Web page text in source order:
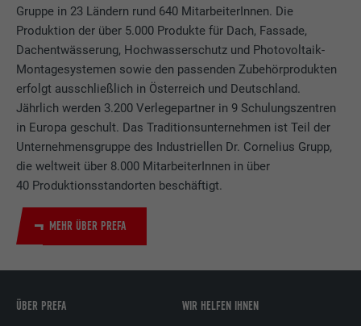
Gruppe in 23 Ländern rund 640 MitarbeiterInnen. Die
Produktion der über 5.000 Produkte für Dach, Fassade,
Dachentwässerung, Hochwasserschutz und Photovoltaik-
Montagesystemen sowie den passenden Zubehörprodukten
erfolgt ausschließlich in Österreich und Deutschland.
Jährlich werden 3.200 Verlegepartner in 9 Schulungszentren
in Europa geschult. Das Traditionsunternehmen ist Teil der
Unternehmensgruppe des Industriellen Dr. Cornelius Grupp,
die weltweit über 8.000 MitarbeiterInnen in über
40 Produktionsstandorten beschäftigt.
MEHR ÜBER PREFA
ÜBER PREFA WIR HELFEN IHNEN